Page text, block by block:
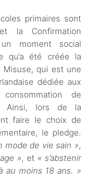
primaires sont
la Confirmation
moment social
qu’a été créée la
Misuse, qui est une
dédiée aux
de
Ainsi, lors de la
faire le choix de
le pledge.
mode de vie sain »,
», et « s’abstenir
au moins 18 ans. »